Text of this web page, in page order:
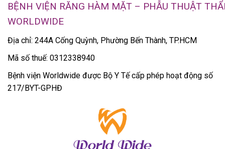
BỆNH VIỆN RĂNG HÀM MẶT – PHẪU THUẬT
WORLDWIDE
Địa chỉ: 244A Cống Quỳnh, Phường Bến Thành, TP.HCM
Mã số thuế: 0312338940
Bệnh viện Worldwide được Bộ Y Tế cấp phép hoạt động số
217/BYT-GPHĐ